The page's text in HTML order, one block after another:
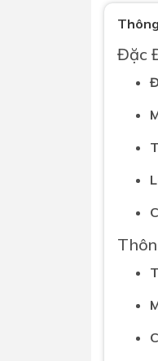
Phụ kiện
Gương
Máy sấy
Nắp bồn
Nắp điện
Đặc